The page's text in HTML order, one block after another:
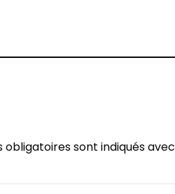
obligatoires sont indiqués avec